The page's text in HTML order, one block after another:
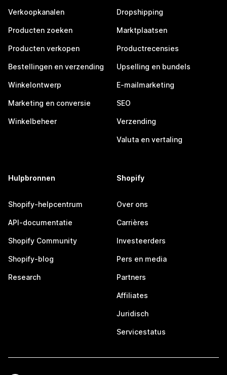
Verkoopkanalen
Producten zoeken
Producten verkopen
Bestellingen en verzending
Winkelontwerp
Marketing en conversie
Winkelbeheer
Dropshipping
Marktplaatsen
Productrecensies
Upselling en bundels
E-mailmarketing
SEO
Verzending
Valuta en vertaling
Hulpbronnen
Shopify-helpcentrum
API-documentatie
Shopify Community
Shopify-blog
Research
Shopify
Over ons
Carrières
Investeerders
Pers en media
Partners
Affiliates
Juridisch
Servicestatus